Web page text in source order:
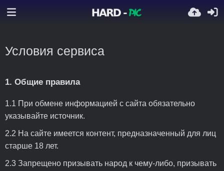
Условия сервиса
1. Общие правила
1.1 При обмене информацией с сайта обязательно
указывайте источник.
2.2 На сайте имеется контент, предназначенный для лиц
старше 18 лет.
2.3 Запрещено призывать народ к чему-либо, призывать